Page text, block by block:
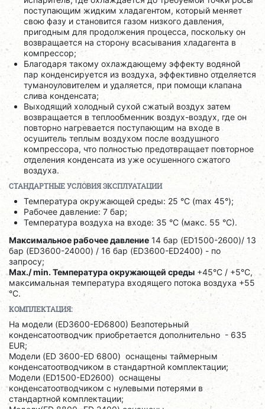
поступающим жидким хладагентом, который меняет
свою фазу и становится газом низкого давления,
пригодным для продолжения процесса, поскольку он
возвращается на сторону всасывания хладагента в
компрессор;
Благодаря такому охлаждающему эффекту водяной
пар конденсируется из воздуха, эффективно отделяется
туманоуловителем и удаляется, при помощи клапана
слива конденсата;
Выходящий холодный сухой сжатый воздух затем
возвращается в теплообменник воздух-воздух, где он
повторно нагревается поступающим на входе в
осушитель теплым воздухом после воздушного
компрессора, что полностью предотвращает повторное
отделения конденсата из уже осушенного сжатого
воздуха.
СТАНДАРТНЫЕ УСЛОВИЯ ЭКСПЛУАТАЦИИ
Температура окружающей среды: 25 °C (max 45°);
Рабочее давление: 7 бар;
Температура воздуха на входе: 35 °C (макс. 55 °C).
Максимальное рабочее давление 14 бар (ED1500-2600)/ 13
бар (ED3600-24000) / 16 бар (ED3600-ED2400) - по
запросу;
Max./ min. Температура окружающей среды +45°C / +5°C,
максимальная температура входящего потока воздуха +55
°C.
КОМПЛЕКТАЦИЯ:
На модели (ED3600-ED6800) Безпотерьный
конденсатоотводчик приобретается дополнительно - 635
EUR;
Модели (ED 3600-ED 6800) оснащены таймерным
конденсатоотводчиком в стандартной комплектации;
Модели (ED1500-ED2600) оснащены
конденсатоотводчиком с нулевыми потерями в
стандартной комплектации;